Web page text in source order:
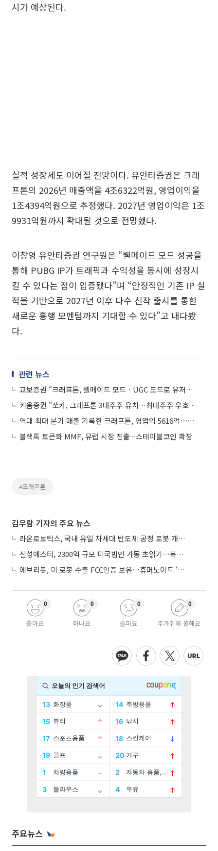
시가 예상된다.
실적 성장세도 이어질 전망이다. 유안타증권은 크래
프톤의 2026년 매출액을 4조6322억원, 영업이익을
1조4394억원으로 추정했다. 2027년 영업이익은 1조
9931억원까지 확대될 것으로 전망했다.
이창영 유안타증권 연구원은 “웰메이드 모드 성공을
통해 PUBG IP가 트래픽과 수익성을 동시에 성장시
킬 수 있다는 점이 입증됐다”며 “안정적인 기존 IP 실
적을 기반으로 2027년 이후 다수 신작 출시를 통한
새로운 흥행 모멘텀까지 기대할 수 있다”고 내다봤
다.
관련 뉴스
교보증권 “크래프톤, 웰메이드 모드ㆍUGC 모드로 유저베이스 레벨업 기대”
키움증권 "쏘카, 크래프톤 3대주주 유치…최대주주 우호지분 50% 상회"
역대 최대 분기 매출 기록한 크래프톤, 영업익 5616억⋯전년 比 23%↑
블랙록 토큰화 MMF, 유럽 시장 진출∙∙∙스테이블코인 확장
#크래프톤
김우람 기자의 주요 뉴스
라온로보틱스, 국내 유일 차세대 반도체 공정 로봇 개발 ‘고객사 테스트 진행’
신성에스티, 2300억 규모 미국법인 가동 초읽기…북미 ESS 공략 본격화
에브리봇, 미 로봇 수출 FCC인증 보유…휴머노이드 ‘AI 두뇌’ 탑재 속도
좋아요
0
화나요
0
슬퍼요
0
추가취재 원해요
0
주요뉴스